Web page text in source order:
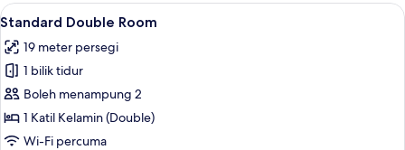
untuk
bilik
Lihat
semua
foto
untuk
Standard
Double
Room
Standard Double Room | Peralatan
5
Standard Double Room
19 meter persegi
1 bilik tidur
Boleh menampung 2
1 Katil Kelamin (Double)
Wi-Fi percuma